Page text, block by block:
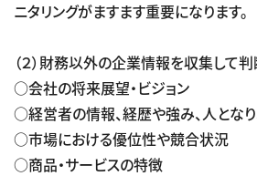
ニタリングがますます重要になります。
（２）財務以外の企業情報を収集して判
○会社の将来展望・ビジョン
○経営者の情報、経歴や強み、人とな
○市場における優位性や競合状況
○商品・サービスの特徴